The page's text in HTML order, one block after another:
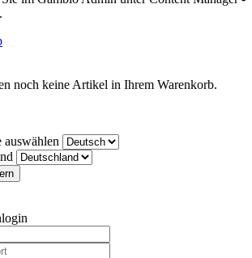
noch keine Artikel in Ihrem Warenkorb.
auswählen